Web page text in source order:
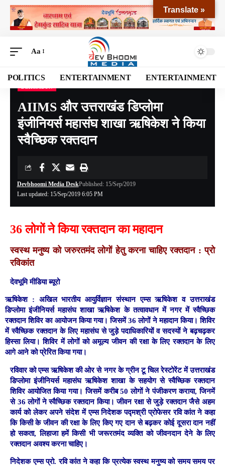
Aa
POLITICS ENTERTAINMENT ENTERTAINMENT
Devbhoomi Media>Blog >NATIONAL>UTTARAKHAND>
AIIMS और उत्तराखंड डिप्लोमा
इंजीनियर्स महासंघ शाखा ऋषिकेश ने किया
स्वैच्छिक रक्तदान
Last updated: 15/Sep/2019 6:05 PM
Devbhoomi Media DeskPublished: 15/Sep/2019
36 लोगों ने किया रक्तदान का महादान
स्वस्थ मनुष्य को जरुरतमंद लोगों हेतु करना चाहिए रक्तदान : प्रो
रविकांत
देवभूमि मीडिया ब्यूरो
ऋषिकेश : अखिल भारतीय आयुर्विज्ञान संस्थान एम्स ऋषिकेश व उत्तराखंड
डिप्लोमा इंजीनियर्स महासंघ शाखा ऋषिकेश के तत्वावधान में नगर में स्वैच्छिक
रक्तदान शिविर का आयोजन किया गया। जिसमें 36 लोगों ने महादान किया। शिविर
में स्वैच्छिक रक्तदान के लिए महासंघ से जुड़े पदाधिकारियों व सदस्यों ने बढ़चढ़कर
हिस्सा लिया। शिविर में लोगों को अमूल्य जीवन की रक्षा के लिए रक्तदान के लिए
आगे आने को प्रेरित किया गया।
रविवार को एम्स ऋषिकेश की ओर से नगर के ग्रीन टू चिल रेस्टोरेंट में उत्तराखंड
डिप्लोमा इंजीनियर्स महासंघ ऋषिकेश शाखा के सहयोग से स्वैच्छिक रक्तदान
शिविर आयोजित किया गया। जिसमें करीब 50 लोगों ने पंजीकरण कराया, जिनमें
से 36 लोगों ने स्वैच्छिक रक्तदान किया। जीवन रक्षा से जुड़े रक्तदान जैसे अहम
कार्य को लेकर अपने संदेश में एम्स निदेशक पद्मश्री प्रोफेसर रवि कांत ने कहा
कि किसी के जीवन की रक्षा के लिए किए गए दान से बढ़कर कोई दूसरा दान नहीं
हो सकता, लिहाजा हमें किसी भी जरूरतमंद व्यक्ति को जीवनदान देने के लिए
रक्तदान अवश्य करना चाहिए।
निदेशक एम्स प्रो. रवि कांत ने कहा कि प्रत्येक स्वस्थ मनुष्य को समय समय पर
Translate »